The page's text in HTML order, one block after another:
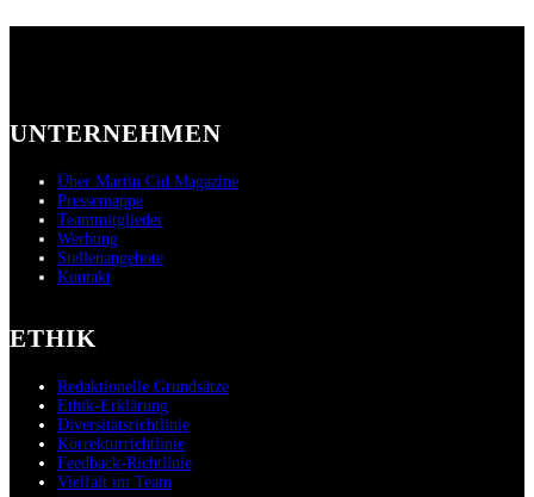
UNTERNEHMEN
Über Martin Cid Magazine
Pressemappe
Teammitglieder
Werbung
Stellenangebote
Kontakt
ETHIK
Redaktionelle Grundsätze
Ethik-Erklärung
Diversitätsrichtlinie
Korrekturrichtlinie
Feedback-Richtlinie
Vielfalt im Team